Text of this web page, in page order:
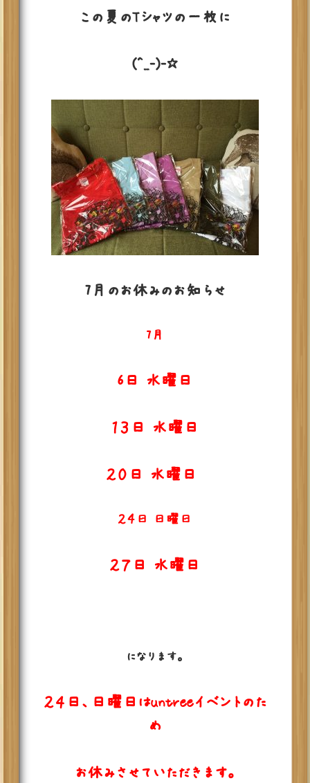
この夏のTシャツの一枚に
(^_-)-☆
7月のお休みのお知らせ
7月
6日 水曜日
１３日 水曜日
２０日 水曜日
２４日 日曜日
２７日 水曜日
になります。
２４日、日曜日はuntreeイベントのた
め
お休みさせていただきます。